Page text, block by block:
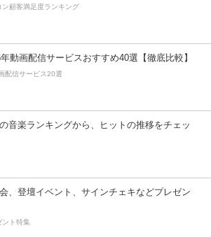
ン顧客満足度ランキング
動画配信サービスおすすめ40選【徹底比較】
配信サービス20選
音楽ランキングから、ヒットの推移をチェッ
、登壇イベント、サインチェキなどプレゼン
ント特集